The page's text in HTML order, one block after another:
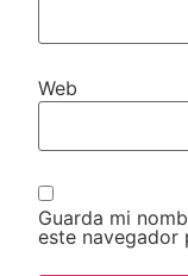
Web
Guarda mi
este navegador